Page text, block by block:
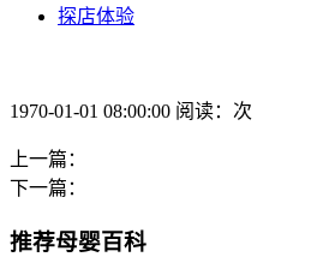
探店体验
1970-01-01 08:00:00 阅读：次
上一篇：
下一篇：
推荐母婴百科